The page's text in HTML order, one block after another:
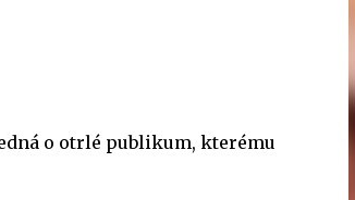
o otrlé publikum, kterému